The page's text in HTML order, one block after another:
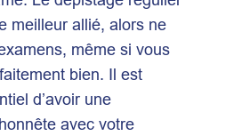
meilleur allié, alors ne
même si vous
bien. Il est
d’avoir une
avec votre